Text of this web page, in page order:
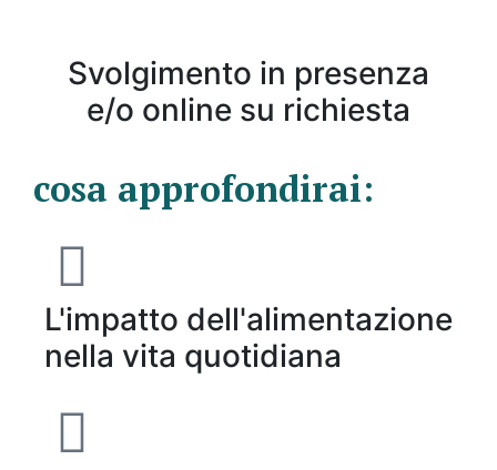
Svolgimento in presenza
e/o online su richiesta
cosa approfondirai:
L'impatto dell'alimentazione
nella vita quotidiana